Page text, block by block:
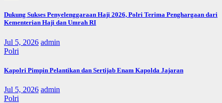
Dukung Sukses Penyelenggaraan Haji 2026, Polri Terima Penghargaan dari
Kementerian Haji dan Umrah RI
Jul 5, 2026 admin
Polri
Kapolri Pimpin Pelantikan dan Sertijab Enam Kapolda Jajaran
Jul 5, 2026 admin
Polri